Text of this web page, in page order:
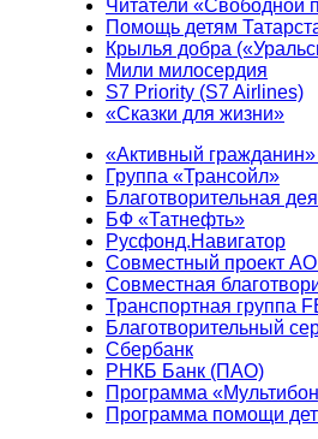
Читатели «Свободной
Помощь детям
Крылья добра
Мили милосердия
S7 Priority (S7 Airlines)
«Сказки для жизни»
«Активный
Группа «Трансойл»
Благотворительная
БФ «Татнефть»
Русфонд.Навигатор
Совместный проект
Совместная
Транспортная группа
Благотворительный
Сбербанк
РНКБ Банк (ПАО)
Программа
Программа помощи